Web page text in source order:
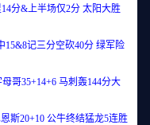
分&上半场仅2分 太阳大胜
15&8记三分空砍40分 绿军险
哥35+14+6 马刺轰144分大
斯20+10 公牛终结猛龙5连胜